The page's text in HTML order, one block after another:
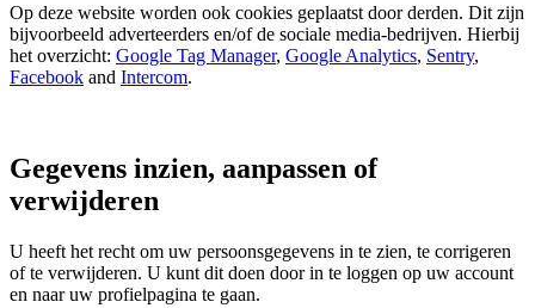
Op deze website worden ook cookies geplaatst door derden. Dit zijn
bijvoorbeeld adverteerders en/of de sociale media-bedrijven. Hierbij
het overzicht: Google Tag Manager, Google Analytics, Sentry,
Facebook and Intercom.
Gegevens inzien, aanpassen of
verwijderen
U heeft het recht om uw persoonsgegevens in te zien, te corrigeren
of te verwijderen. U kunt dit doen door in te loggen op uw account
en naar uw profielpagina te gaan.